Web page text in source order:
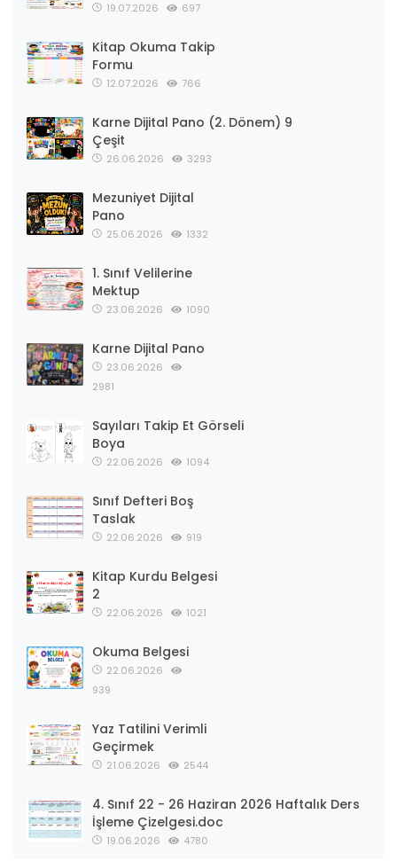
19.07.2026 697
Kitap Okuma Takip
Formu
12.07.2026 766
Karne Dijital Pano (2. Dönem) 9
Çeşit
26.06.2026 3293
Mezuniyet Dijital
Pano
25.06.2026 1332
1. Sınıf Velilerine
Mektup
23.06.2026 1090
Karne Dijital Pano
23.06.2026
2981
Sayıları Takip Et Görseli
Boya
22.06.2026 1094
Sınıf Defteri Boş
Taslak
22.06.2026 919
Kitap Kurdu Belgesi
2
22.06.2026 1021
Okuma Belgesi
22.06.2026
939
Yaz Tatilini Verimli
Geçirmek
21.06.2026 2544
4. Sınıf 22 - 26 Haziran 2026 Haftalık Ders
İşleme Çizelgesi.doc
19.06.2026 4780